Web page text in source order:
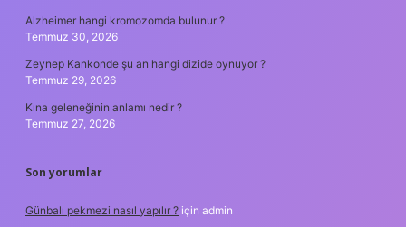
Alzheimer hangi kromozomda bulunur ?
Temmuz 30, 2026
Zeynep Kankonde şu an hangi dizide oynuyor ?
Temmuz 29, 2026
Kına geleneğinin anlamı nedir ?
Temmuz 27, 2026
Son yorumlar
Günbalı pekmezi nasıl yapılır ? için admin